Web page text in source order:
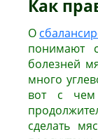
Как
О
понимают
болезней
много
вот с чем
сделать